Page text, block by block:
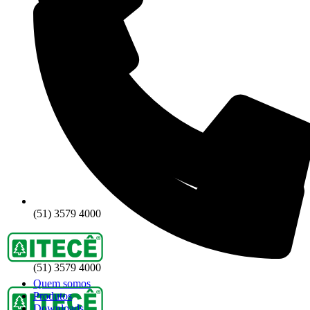
(51) 3579 4000
(51) 3579 4000
Quem somos
Produtos